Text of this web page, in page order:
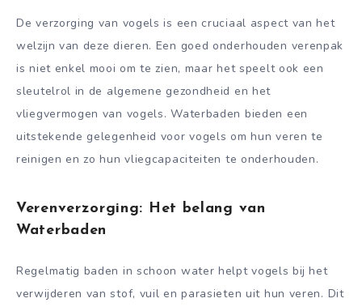
De verzorging van vogels is een cruciaal aspect van het
welzijn van deze dieren. Een goed onderhouden verenpak
is niet enkel mooi om te zien, maar het speelt ook een
sleutelrol in de algemene gezondheid en het
vliegvermogen van vogels. Waterbaden bieden een
uitstekende gelegenheid voor vogels om hun veren te
reinigen en zo hun vliegcapaciteiten te onderhouden.
Verenverzorging: Het belang van
Waterbaden
Regelmatig baden in schoon water helpt vogels bij het
verwijderen van stof, vuil en parasieten uit hun veren. Dit